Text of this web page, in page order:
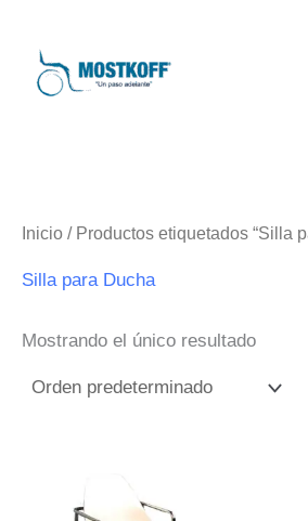
contenido
Inicio / Productos etiquetados “Silla
Silla para Ducha
Mostrando el único resultado